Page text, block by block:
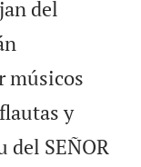
del
músicos
y
del SEÑOR